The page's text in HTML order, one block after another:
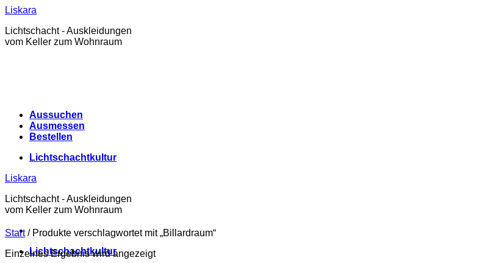
Zum
springen
Liskara
Lichtschacht - Auskleidungen
vom Keller zum Wohnraum
Aussuchen
Ausmessen
Bestellen
Lichtschachtkultur
Liskara
Lichtschacht - Auskleidungen
vom Keller zum Wohnraum
Lichtschachtkultur
Start /Produkte verschlagwortet mit „Billardraum“
Einzelnes Ergebnis wird angezeigt